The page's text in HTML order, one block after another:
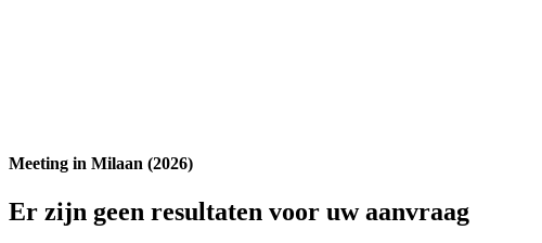
Meeting in Milaan (2026)
Er zijn geen resultaten voor uw aanvraag